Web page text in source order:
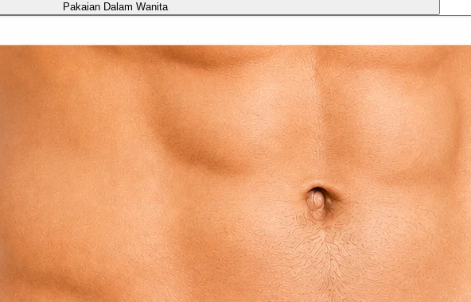
Pakaian Dalam Wanita